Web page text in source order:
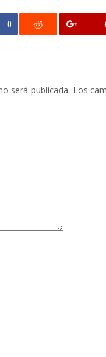
0
será publicada. Los